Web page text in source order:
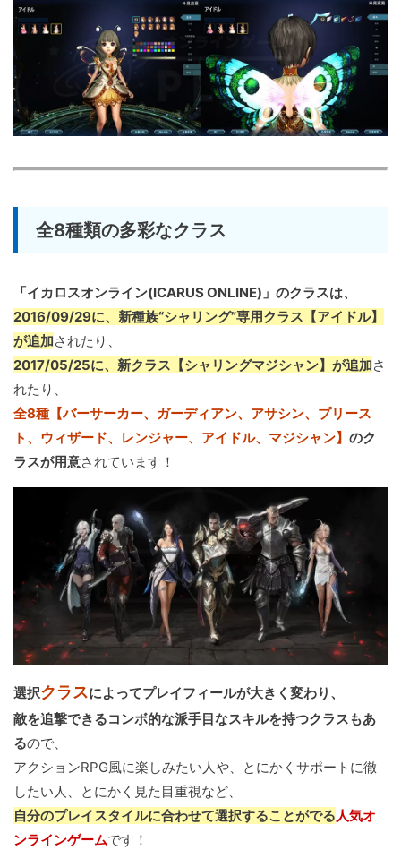
全8種類の多彩なクラス
「イカロスオンライン(ICARUS ONLINE)」のクラスは、
2016/09/29に、新種族“シャリング”専用クラス【アイドル】
が追加されたり、
2017/05/25に、新クラス【シャリングマジシャン】が追加さ
れたり、
全8種【バーサーカー、ガーディアン、アサシン、プリース
ト、ウィザード、レンジャー、アイドル、マジシャン】 のク
ラスが用意されています！
選択クラスによってプレイフィールが大きく変わり、
敵を追撃できるコンボ的な派手目なスキルを持つクラスもあ
るので、
アクションRPG風に楽しみたい人や、とにかくサポートに徹
したい人、とにかく見た目重視など、
自分のプレイスタイルに合わせて選択することがでる人気オ
ンラインゲームです！